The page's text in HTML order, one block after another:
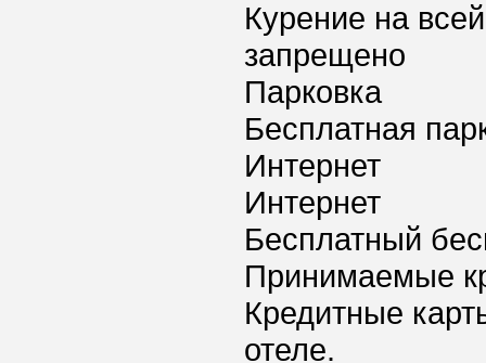
Курение на
запрещено
Парковка
Бесплатная
Интернет
Интернет
Бесплатный
Принимаемые
Кредитные
отеле.